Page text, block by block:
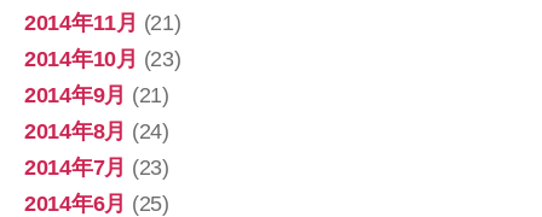
2014年11月 (21)
2014年10月 (23)
2014年9月 (21)
2014年8月 (24)
2014年7月 (23)
2014年6月 (25)